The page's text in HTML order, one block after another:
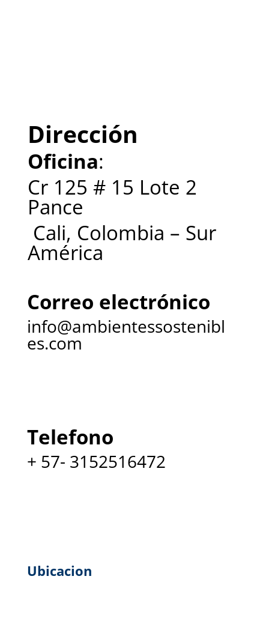
Dirección
Oficina:
Cr 125 # 15 Lote 2
Pance
Cali, Colombia – Sur
América
Correo electrónico
info@ambientessostenibl
es.com
Telefono
+ 57- 3152516472
Ubicacion